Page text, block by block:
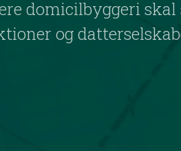
domicilbyggeri skal
og